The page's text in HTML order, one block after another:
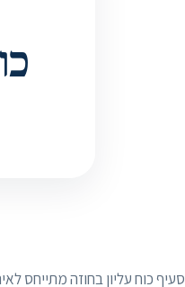
סעיף כוח עליון בחוזה מתייחס